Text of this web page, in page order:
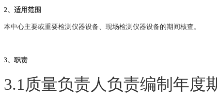
2、适用范围
本中心主要或重要检测仪器设备、现场检测仪器设备的期间核查。
3、职责
3.1质量负责人负责编制年度